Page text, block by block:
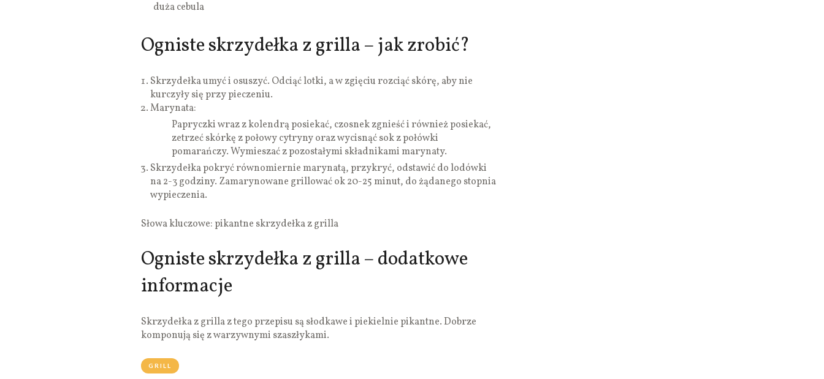
duża cebula
Ogniste skrzydełka z grilla – jak zrobić?
Skrzydełka umyć i osuszyć. Odciąć lotki, a w zgięciu rozciąć skórę, aby nie
kurczyły się przy pieczeniu.
Marynata:
Papryczki wraz z kolendrą posiekać, czosnek zgnieść i również posiekać,
zetrzeć skórkę z połowy cytryny oraz wycisnąć sok z połówki
pomarańczy. Wymieszać z pozostałymi składnikami marynaty.
Skrzydełka pokryć równomiernie marynatą, przykryć, odstawić do lodówki
na 2-3 godziny. Zamarynowane grillować ok 20-25 minut, do żądanego stopnia
wypieczenia.
Słowa kluczowe: pikantne skrzydełka z grilla
Ogniste skrzydełka z grilla – dodatkowe
informacje
Skrzydełka z grilla z tego przepisu są słodkawe i piekielnie pikantne. Dobrze
komponują się z warzywnymi szaszłykami.
GRILL